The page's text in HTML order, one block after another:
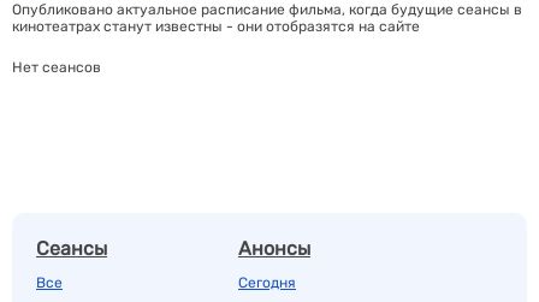
Опубликовано актуальное расписание фильма, когда будущие сеансы в
кинотеатрах станут известны - они отобразятся на сайте
Нет сеансов
Сеансы
Все
Анонсы
Сегодня